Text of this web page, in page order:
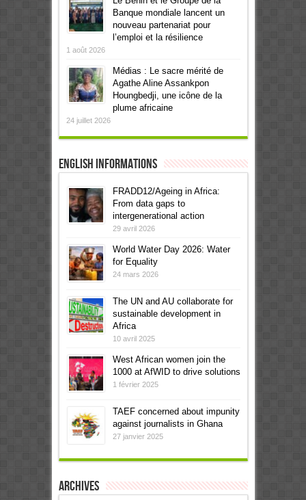
Banque mondiale lancent un
nouveau partenariat pour
l’emploi et la résilience
1 août 2026
Médias : Le sacre mérité de
Agathe Aline Assankpon
Houngbedji, une icône de la
plume africaine
24 juillet 2026
English informations
FRADD12/Ageing in Africa:
From data gaps to
intergenerational action
29 avril 2026
World Water Day 2026: Water
for Equality
24 mars 2026
The UN and AU collaborate for
sustainable development in
Africa
10 avril 2025
West African women join the
1000 at AfWID to drive solutions
1 février 2025
TAEF concerned about impunity
against journalists in Ghana
27 janvier 2025
Archives